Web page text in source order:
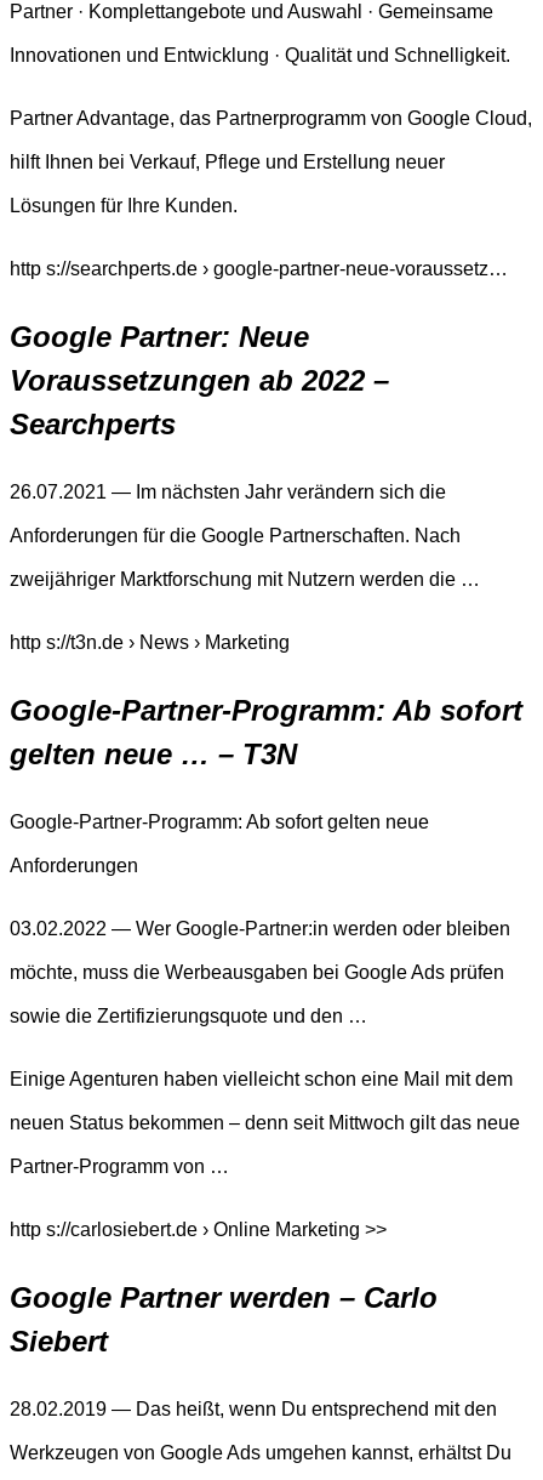
Partner · Komplettangebote und Auswahl · Gemeinsame
Innovationen und Entwicklung · Qualität und Schnelligkeit.
Partner Advantage, das Partnerprogramm von Google Cloud,
hilft Ihnen bei Verkauf, Pflege und Erstellung neuer
Lösungen für Ihre Kunden.
http s://searchperts.de › google-partner-neue-voraussetz…
Google Partner: Neue
Voraussetzungen ab 2022 –
Searchperts
26.07.2021 — Im nächsten Jahr verändern sich die
Anforderungen für die Google Partnerschaften. Nach
zweijähriger Marktforschung mit Nutzern werden die …
http s://t3n.de › News › Marketing
Google-Partner-Programm: Ab sofort
gelten neue … – T3N
Google-Partner-Programm: Ab sofort gelten neue
Anforderungen
03.02.2022 — Wer Google-Partner:in werden oder bleiben
möchte, muss die Werbeausgaben bei Google Ads prüfen
sowie die Zertifizierungsquote und den …
Einige Agenturen haben vielleicht schon eine Mail mit dem
neuen Status bekommen – denn seit Mittwoch gilt das neue
Partner-Programm von …
http s://carlosiebert.de › Online Marketing >>
Google Partner werden – Carlo
Siebert
28.02.2019 — Das heißt, wenn Du entsprechend mit den
Werkzeugen von Google Ads umgehen kannst, erhältst Du